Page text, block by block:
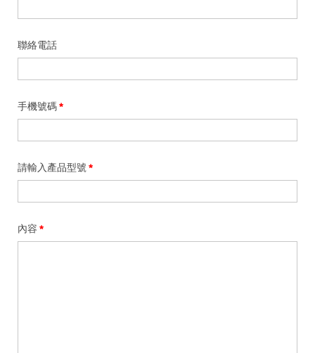
聯絡電話
手機號碼
請輸入產品型號
內容